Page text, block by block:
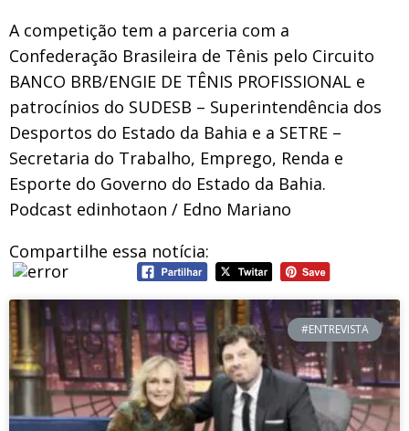
A competição tem a parceria com a
Confederação Brasileira de Tênis pelo Circuito
BANCO BRB/ENGIE DE TÊNIS PROFISSIONAL e
patrocínios do SUDESB – Superintendência dos
Desportos do Estado da Bahia e a SETRE –
Secretaria do Trabalho, Emprego, Renda e
Esporte do Governo do Estado da Bahia.
Podcast edinhotaon / Edno Mariano
Compartilhe essa notícia:
#ENTREVISTA